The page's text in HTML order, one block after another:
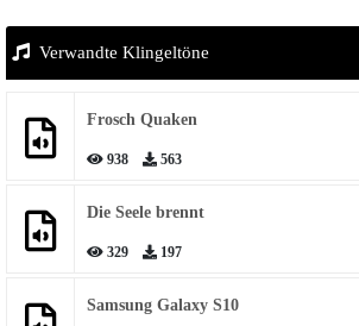
Verwandte Klingeltöne
Frosch Quaken
938 563
Die Seele brennt
329 197
Samsung Galaxy S10